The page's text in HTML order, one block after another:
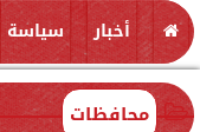
أخبار سياسة
محافظات